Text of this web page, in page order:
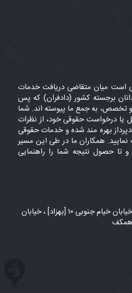
است میان متقاضی دریافت خدمات
برجسته کشور (دادفران) که پس
تخصص، به جمع ما پیوسته اند. شما
یا درخواست حقوقی خود، از نظرات
بهره مند شده و خدمات حقوقی
نمایید. همکاران ما در طی این مسیر
و تا حصول نتیجه شما را راهنمایی
شهر مشهد، بلوار سجاد ، خیابان خیام جنوبی ۱۰ [بهزاد] ، خیابان